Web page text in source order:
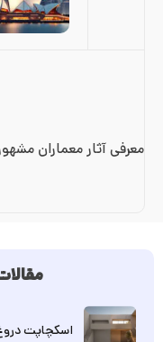
معرفی آثار معماران
اسکچاپت